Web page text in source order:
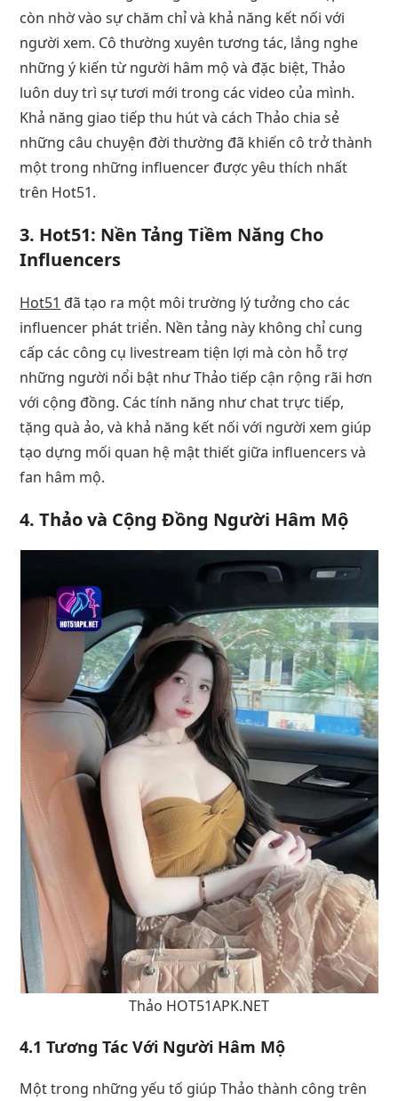
còn nhờ vào sự chăm chỉ và khả năng kết nối với
người xem. Cô thường xuyên tương tác, lắng nghe
những ý kiến từ người hâm mộ và đặc biệt, Thảo
luôn duy trì sự tươi mới trong các video của mình.
Khả năng giao tiếp thu hút và cách Thảo chia sẻ
những câu chuyện đời thường đã khiến cô trở thành
một trong những influencer được yêu thích nhất
trên Hot51.
3. Hot51: Nền Tảng Tiềm Năng Cho
Influencers
Hot51 đã tạo ra một môi trường lý tưởng cho các
influencer phát triển. Nền tảng này không chỉ cung
cấp các công cụ livestream tiện lợi mà còn hỗ trợ
những người nổi bật như Thảo tiếp cận rộng rãi hơn
với cộng đồng. Các tính năng như chat trực tiếp,
tặng quà ảo, và khả năng kết nối với người xem giúp
tạo dựng mối quan hệ mật thiết giữa influencers và
fan hâm mộ.
4. Thảo và Cộng Đồng Người Hâm Mộ
Thảo HOT51APK.NET
4.1 Tương Tác Với Người Hâm Mộ
Một trong những yếu tố giúp Thảo thành công trên